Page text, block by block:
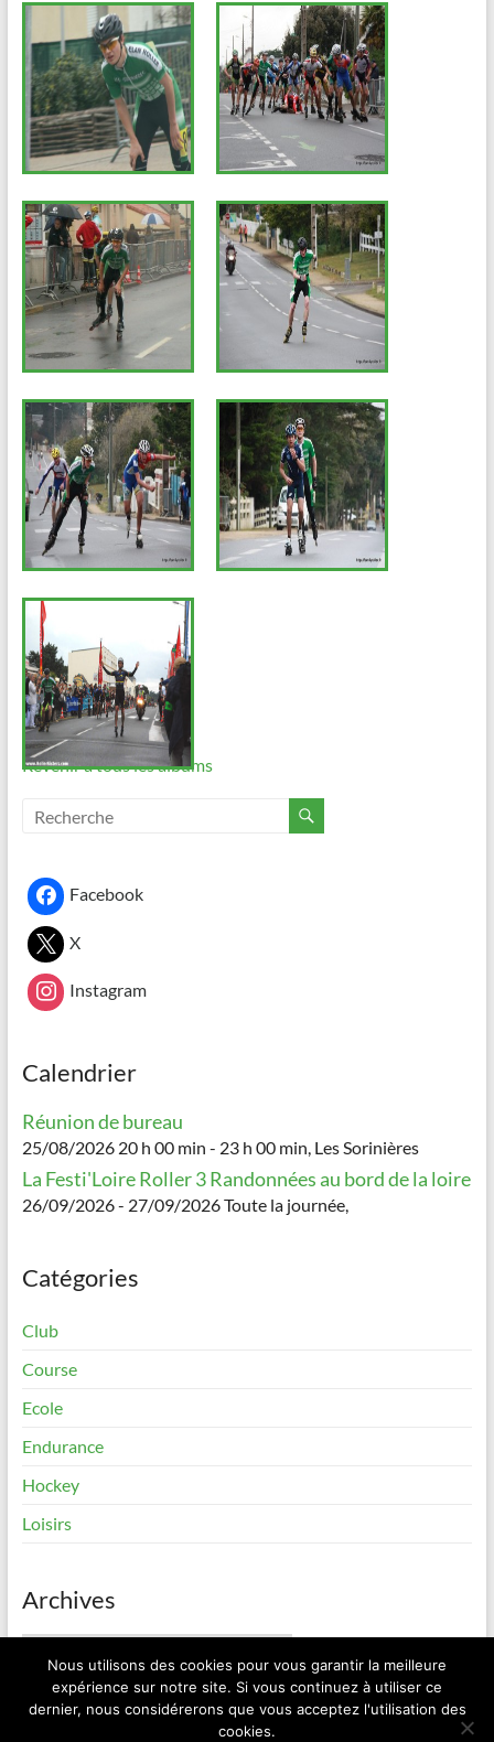
Revenir à tous les albums
Facebook
X
Instagram
Calendrier
Réunion de bureau
25/08/2026 20 h 00 min - 23 h 00 min, Les Sorinières
La Festi'Loire Roller 3 Randonnées au bord de la loire
26/09/2026 - 27/09/2026 Toute la journée,
Catégories
Club
Course
Ecole
Endurance
Hockey
Loisirs
Archives
Archives
Elan Roller Sorinières. All rights reserved. Theme Spacious
Nous utilisons des cookies pour vous garantir la meilleure
expérience sur notre site. Si vous continuez à utiliser ce
dernier, nous considérerons que vous acceptez l'utilisation des
cookies.